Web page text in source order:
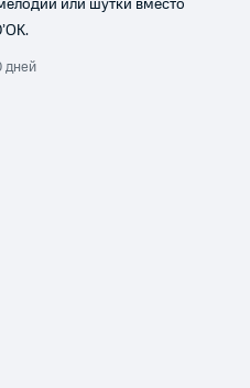
или шутки вместо
дней